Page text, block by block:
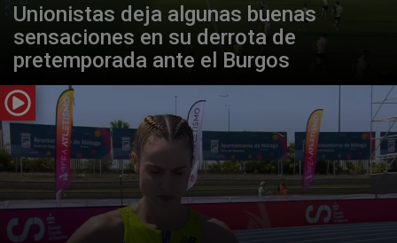
Unionistas deja algunas buenas
sensaciones en su derrota de
pretemporada ante el Burgos